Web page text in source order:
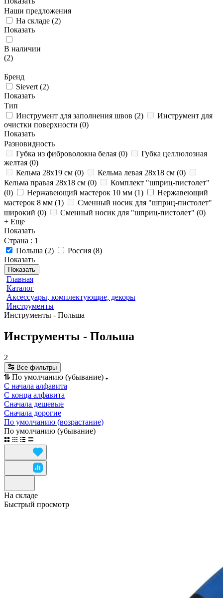
Наши предложения
На складе (2)
Показать
В наличии
(2)
Бренд
Sievert (2)
Показать
Тип
Инструмент для заполнения швов (2)
Инструмент для
очистки поверхности (0)
Показать
Разновидность
Губка из фиброволокна белая (0)
Губка целлюлозная
желтая (0)
Кельма 28x19 см (0) Кельма левая 28x18 см (0)
Кельма правая 28x18 см (0)
Комплект "шприц-пистолет"
(0) Нержавеющий мастерок 10 мм (1)
Нержавеющий
мастерок 8 мм (1)
Сменный носик для "шприц-пистолет"
широкий (0) Сменный носик для "шприц-пистолет" (0)
+ Еще
Показать
Страна : 1
Польша (2) Россия (8)
Показать
Показать
Главная
Каталог
Аксессуары, комплектующие, декоры
Инструменты
Инструменты - Польша
Инструменты - Польша
2
Все фильтры
По умолчанию (убывание)
С начала алфавита
С конца алфавита
Сначала дешевые
Сначала дорогие
По умолчанию (возрастание)
По умолчанию (убывание)
На складе
Быстрый просмотр